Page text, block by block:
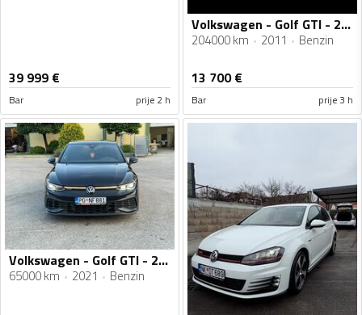
39 999 €
Bar prije 2 h
Volkswagen - Golf GTI - 2.0 Gti Edition 35
204000 km 2011 Benzin
13 700€
Bar prije 3 h
Volkswagen - Golf GTI - 2.0 tfsi
65000 km 2021 Benzin